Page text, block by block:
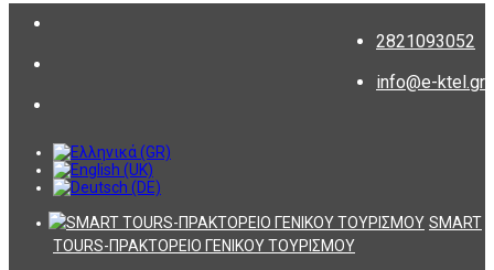
2821093052
info@e-ktel.gr
SMART
TOURS-ΠΡΑΚΤΟΡΕΙΟ ΓΕΝΙΚΟΥ ΤΟΥΡΙΣΜΟΥ